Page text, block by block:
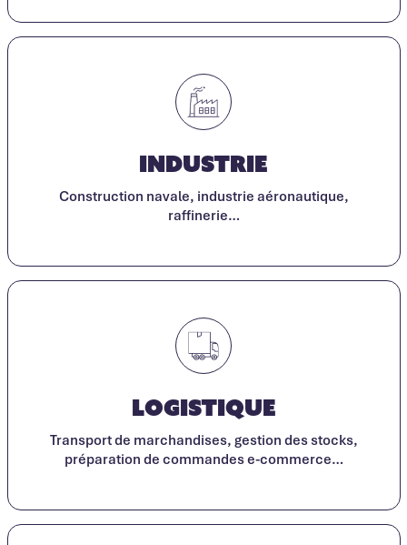
Industrie
Construction navale, industrie aéronautique,
raffinerie…
Logistique
Transport de marchandises, gestion des stocks,
préparation de commandes e-commerce…